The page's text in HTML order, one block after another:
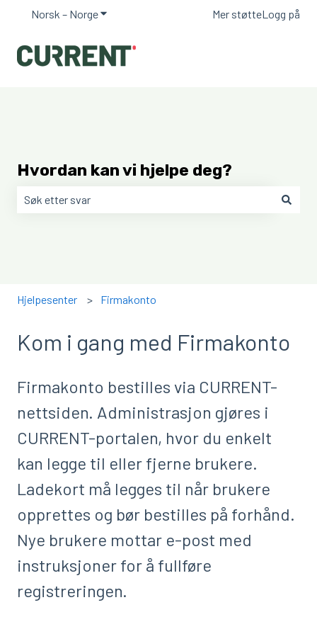
Norsk – NorgeVis undermeny for oversettelser
Mer støtteLogg på
Hvordan kan vi hjelpe deg?
Hjelpesenter Firmakonto
Kom i gang med Firmakonto
Firmakonto bestilles via CURRENT-
nettsiden. Administrasjon gjøres i
CURRENT-portalen, hvor du enkelt
kan legge til eller fjerne brukere.
Ladekort må legges til når brukere
opprettes og bør bestilles på forhånd.
Nye brukere mottar e-post med
instruksjoner for å fullføre
registreringen.